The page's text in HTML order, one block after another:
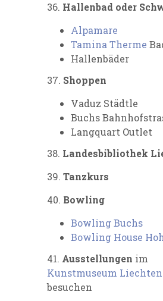
36. Hallenbad oder
Alpamare
Tamina Therme
Hallenbäder
37. Shoppen
Vaduz Städtle
Buchs
Langquart Outlet
38. Landesbibliothek
39. Tanzkurs
40. Bowling
Bowling Buchs
Bowling House
41. Ausstellungen im
Kunstmuseum
besuchen